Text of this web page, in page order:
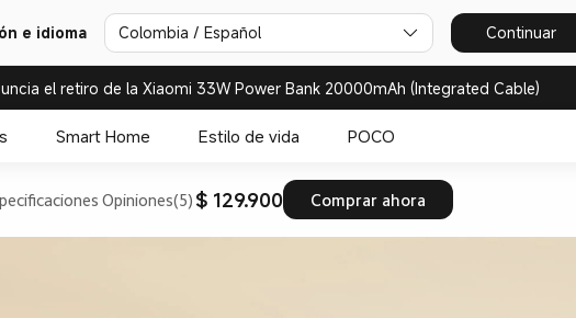
e idioma Colombia / Español Continuar
el retiro de la Xiaomi 33W Power Bank 20000mAh (Integrated Cable)
Smart Home Estilo de vida POCO
Opiniones(5) $ 129.900 Comprar ahora